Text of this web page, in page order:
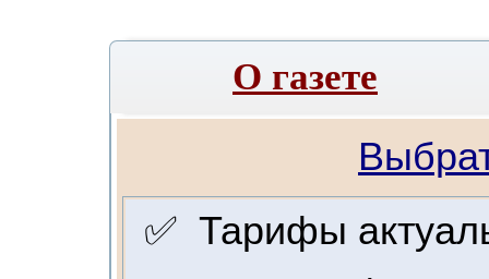
О газете
✅ Тарифы